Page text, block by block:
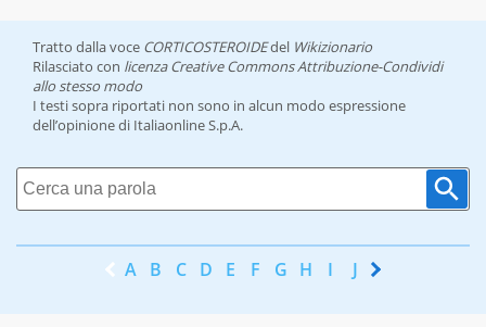
Tratto dalla voce CORTICOSTEROIDEdel Wikizionario
Rilasciato con licenza Creative Commons Attribuzione-Condividi
allo stesso modo
I testi sopra riportati non sono in alcun modo espressione
dell’opinione di Italiaonline S.p.A.
A B C D E F G H I J K